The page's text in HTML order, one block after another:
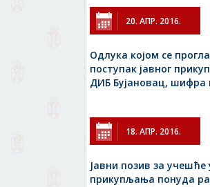
20. АПР. 2016.
Одлука којом се
поступак јавног
ДИБ Бујановац, шифра
18. АПР. 2016.
Jавни позив за учешће
прикупљања понуда